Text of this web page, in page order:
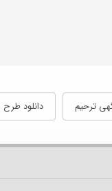
ترحیم دانلود طرح